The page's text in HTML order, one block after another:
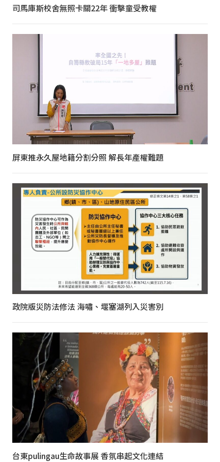
司馬庫斯校舍無照卡關22年 衝擊童受教權
屏東推永久屋地籍分割分照 解長年產權難題
政院版災防法修法 海嘯、堰塞湖列入災害別
台東pulingau生命故事展 香氛串起文化連結